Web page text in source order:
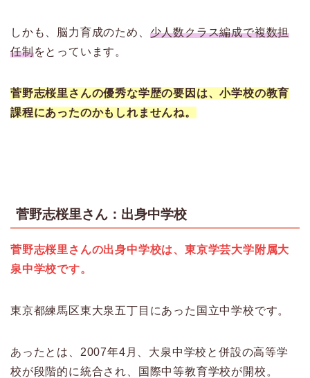
しかも、脳力育成のため、 少人数クラス編成で複数担
任制をとっています。
菅野志桜里さんの優秀な学歴の要因は、小学校の教育
課程にあったのかもしれませんね。
菅野志桜里さん：出身中学校
菅野志桜里さんの出身中学校は、東京学芸大学附属大
泉中学校です。
東京都練馬区東大泉五丁目にあった国立中学校です。
あったとは、2007年4月、大泉中学校と併設の高等学
校が段階的に統合され、国際中等教育学校が開校。